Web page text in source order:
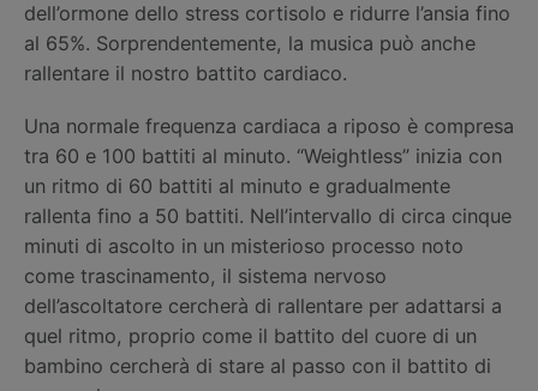
dell’ormone dello stress cortisolo e ridurre l’ansia fino
al 65%. Sorprendentemente, la musica può anche
rallentare il nostro battito cardiaco.
Una normale frequenza cardiaca a riposo è compresa
tra 60 e 100 battiti al minuto. “Weightless” inizia con
un ritmo di 60 battiti al minuto e gradualmente
rallenta fino a 50 battiti. Nell’intervallo di circa cinque
minuti di ascolto in un misterioso processo noto
come trascinamento, il sistema nervoso
dell’ascoltatore cercherà di rallentare per adattarsi a
quel ritmo, proprio come il battito del cuore di un
bambino cercherà di stare al passo con il battito di